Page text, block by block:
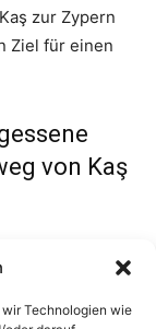
Technologien wie
zur Zypern
Ziel für einen
von Kaş
in die
einige